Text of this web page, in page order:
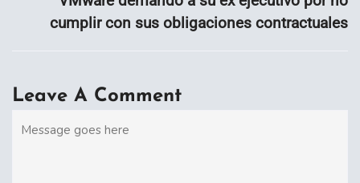
cumplir con sus obligaciones contractuales
Leave A Comment